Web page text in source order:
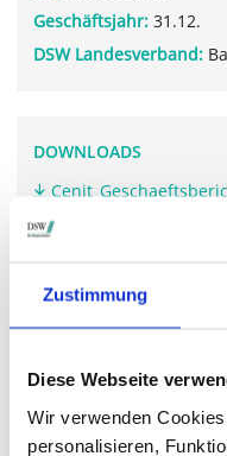
Zustimmung
Diese Webseite
Wir verwenden
personalisieren,
Geschäftsjahr: 31.12.
DSW Landesverband:
DOWNLOADS
WEITERFÜHRENDE LINKS
www.cenit.com/.../